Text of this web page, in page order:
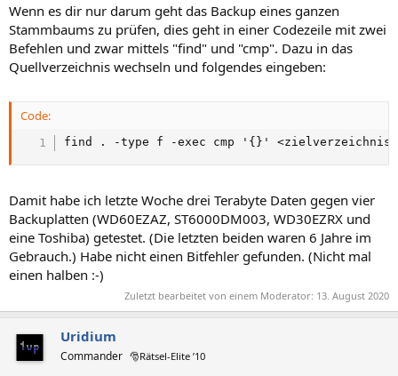
Wenn es dir nur darum geht das Backup eines ganzen
Stammbaums zu prüfen, dies geht in einer Codezeile mit zwei
Befehlen und zwar mittels "find" und "cmp". Dazu in das
Quellverzeichnis wechseln und folgendes eingeben:
Code:
find . -type f -exec cmp '{}'
Damit habe ich letzte Woche drei Terabyte Daten gegen vier
Backuplatten (WD60EZAZ, ST6000DM003, WD30EZRX und
eine Toshiba) getestet. (Die letzten beiden waren 6 Jahre im
Gebrauch.) Habe nicht einen Bitfehler gefunden. (Nicht mal
einen halben :-)
Zuletzt bearbeitet von einem Moderator: 13. August 2020
Uridium
Commander 🎅Rätsel-Elite ’10